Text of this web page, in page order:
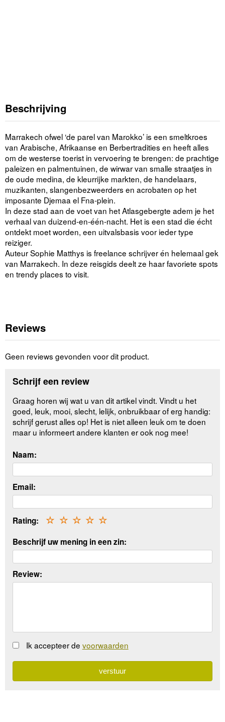
Beschrijving
Marrakech ofwel ‘de parel van Marokko’ is een smeltkroes
van Arabische, Afrikaanse en Berbertradities en heeft alles
om de westerse toerist in vervoering te brengen: de prachtige
paleizen en palmentuinen, de wirwar van smalle straatjes in
de oude medina, de kleurrijke markten, de handelaars,
muzikanten, slangenbezweerders en acrobaten op het
imposante Djemaa el Fna-plein.
In deze stad aan de voet van het Atlasgebergte adem je het
verhaal van duizend-en-één-nacht. Het is een stad die écht
ontdekt moet worden, een uitvalsbasis voor ieder type
reiziger.
Auteur Sophie Matthys is freelance schrijver én helemaal gek
van Marrakech. In deze reisgids deelt ze haar favoriete spots
en trendy places to visit.
Reviews
Geen reviews gevonden voor dit product.
Schrijf een review
Graag horen wij wat u van dit artikel vindt. Vindt u het
goed, leuk, mooi, slecht, lelijk, onbruikbaar of erg handig:
schrijf gerust alles op! Het is niet alleen leuk om te doen
maar u informeert andere klanten er ook nog mee!
Naam:
Email:
Rating: ☆
☆
☆
☆
☆
Beschrijf uw mening in een zin:
Review:
Ik accepteer de voorwaarden